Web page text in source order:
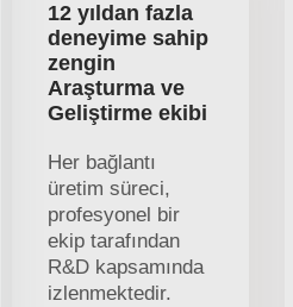
12 yıldan fazla
deneyime sahip
zengin
Araşturma ve
Geliştirme ekibi
Her bağlantı
üretim süreci,
profesyonel bir
ekip tarafından
R&D kapsamında
izlenmektedir.